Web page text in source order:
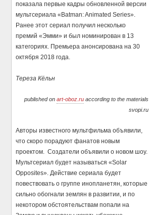
показала первые кадры обновленной версии
мультсериала «Batman: Animated Series».
Ранее этот сериал получил несколько
премий «Эмми» и был номинирован в 13
категориях. Премьера анонсирована на 30
октября 2018 года.
Тереза Кёльн
published on art-oboz.ruaccording to the materials
svopi.ru
Авторы известного мультфильма объявили,
что скоро порадуют фанатов новым
проектом. Создатели объявили о новом шоу.
Мультсериал будет называться «Solar
Opposites». Действие сериала будет
повествовать о группе инопланетян, которые
сильно обогнали землян в развитии, и по
некотором обстоятельствам попали на